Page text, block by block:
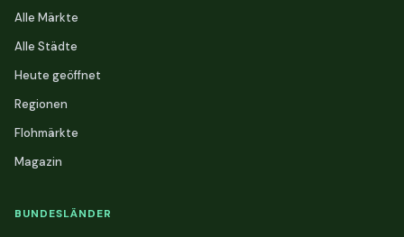
Alle Märkte
Alle Städte
Heute geöffnet
Regionen
Flohmärkte
Magazin
BUNDESLÄNDER